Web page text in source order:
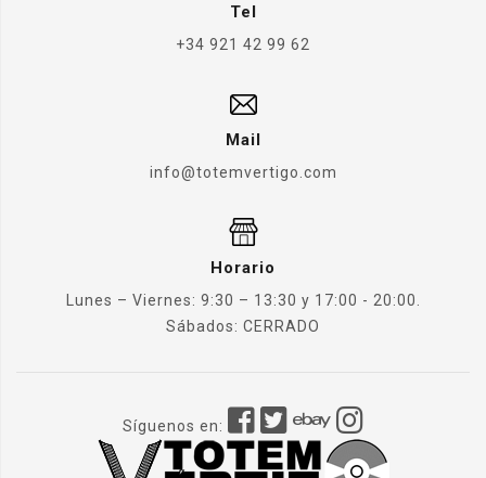
Tel
+34 921 42 99 62
Mail
info@totemvertigo.com
Horario
Lunes – Viernes: 9:30 – 13:30 y 17:00 - 20:00.
Sábados: CERRADO
Síguenos en: